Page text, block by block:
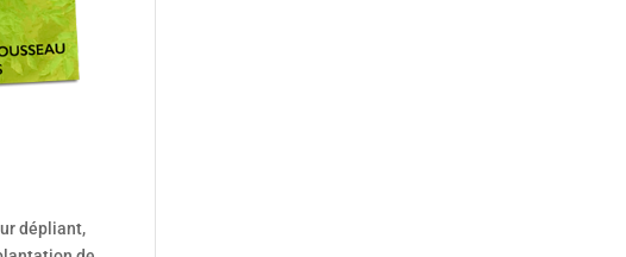
dépliant,